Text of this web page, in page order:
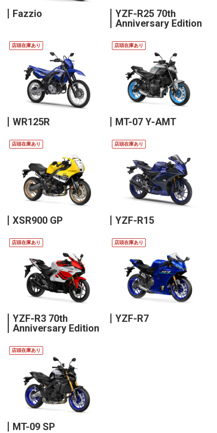
Fazzio
YZF-R25 70th
Anniversary Edition
店頭在庫あり
WR125R
店頭在庫あり
MT-07 Y-AMT
店頭在庫あり
XSR900 GP
店頭在庫あり
YZF-R15
店頭在庫あり
YZF-R3 70th
Anniversary Edition
店頭在庫あり
YZF-R7
店頭在庫あり
MT-09 SP